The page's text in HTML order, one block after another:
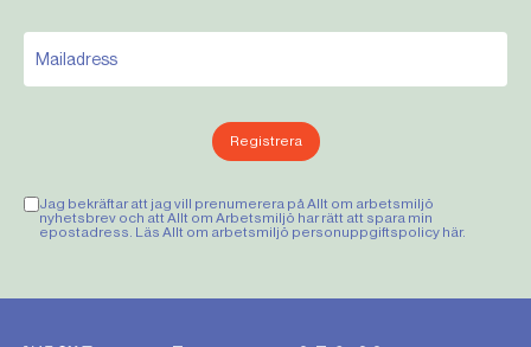
KLIMAKTERIET
Klimakteriet är tiden före och efter den sista
menstruationen, menopaus.
ålder. Det är vanligt att ha
Registrera
Jag bekräftar att jag vill prenumerera på Allt om arbetsmiljö
nyhetsbrev och att Allt om Arbetsmiljö har rätt att spara min
epostadress. Läs Allt om arbetsmiljö personuppgiftspolicy här.